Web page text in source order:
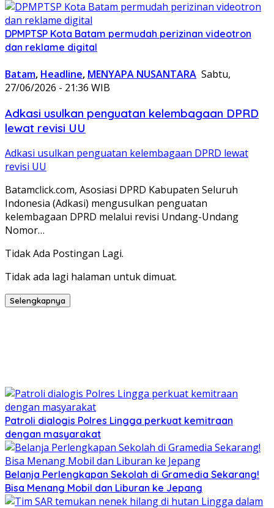
DPMPTSP Kota Batam permudah perizinan videotron
dan reklame digital
Batam, Headline, MENYAPA NUSANTARA Sabtu,
27/06/2026 - 21:36 WIB
Adkasi usulkan penguatan kelembagaan DPRD
lewat revisi UU
Adkasi usulkan penguatan kelembagaan DPRD lewat
revisi UU
Batamclick.com, Asosiasi DPRD Kabupaten Seluruh
Indonesia (Adkasi) mengusulkan penguatan
kelembagaan DPRD melalui revisi Undang-Undang
Nomor…
Tidak Ada Postingan Lagi.
Tidak ada lagi halaman untuk dimuat.
Selengkapnya
Patroli dialogis Polres Lingga perkuat kemitraan
dengan masyarakat
Belanja Perlengkapan Sekolah di Gramedia Sekarang!
Bisa Menang Mobil dan Liburan ke Jepang